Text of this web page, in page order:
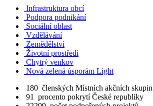
Infrastruktura obcí
Podpora podnikání
Sociální oblast
Vzdělávání
Zemědělství
Životní prostředí
Chytrý venkov
Nová zelená úsporám Light
180 členských Místních akčních skupin
91 procento pokrytí České republiky